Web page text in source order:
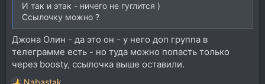
И так и этак - ничего не гуглится )
Ссылочку можно ?
Джона Олин - да это он - у него доп группа в
телеграмме есть - но туда можно попасть только
через boosty, ссылочка выше оставили.
Nabastak